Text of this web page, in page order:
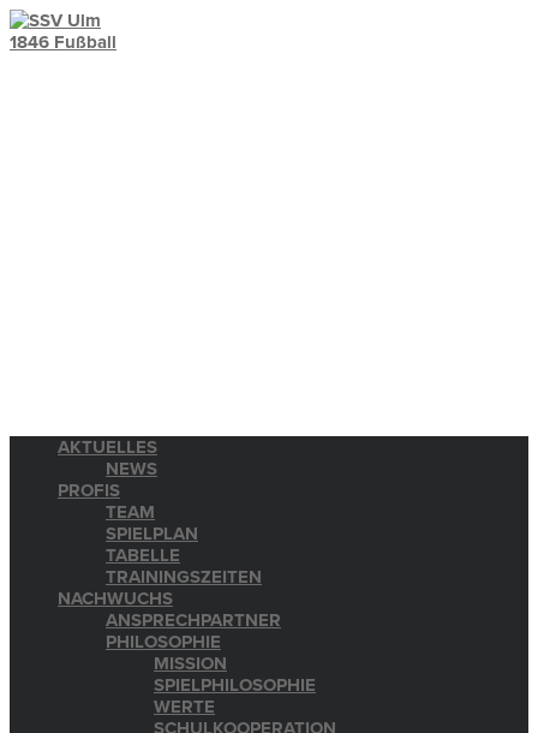
AKTUELLES
NEWS
PROFIS
TEAM
SPIELPLAN
TABELLE
TRAININGSZEITEN
NACHWUCHS
ANSPRECHPARTNER
PHILOSOPHIE
MISSION
SPIELPHILOSOPHIE
WERTE
SCHULKOOPERATION